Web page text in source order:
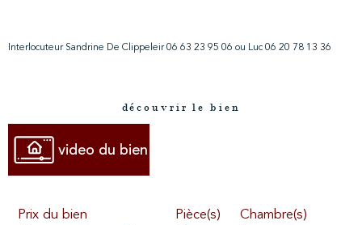
Interlocuteur Sandrine De Clippeleir 06 63 23 95 06 ou Luc 06 20 78 13 36
découvrir le bien
video du bien
Prix du bien Pièce(s) Chambre(s)